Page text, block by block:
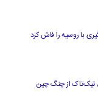
با روسیه را فاش کرد
/ تیک‌تاک از چنگ چین